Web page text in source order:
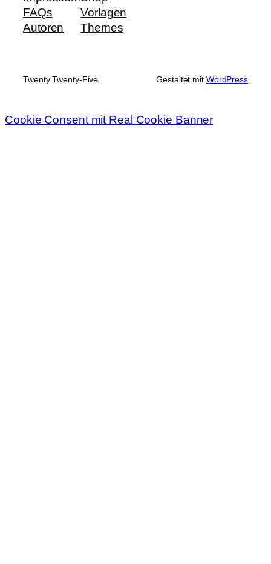
FAQs
Autoren
Vorlagen
Themes
Twenty Twenty-Five Gestaltet mit WordPress
Cookie Consent mit Real Cookie Banner